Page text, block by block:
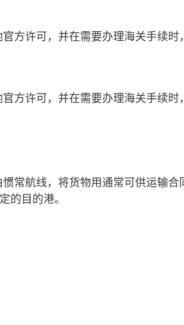
方许可，并在需要办理海关手续时
方许可，并在需要办理海关手续时
常航线，将货物用通常可供运输合
的目的港。